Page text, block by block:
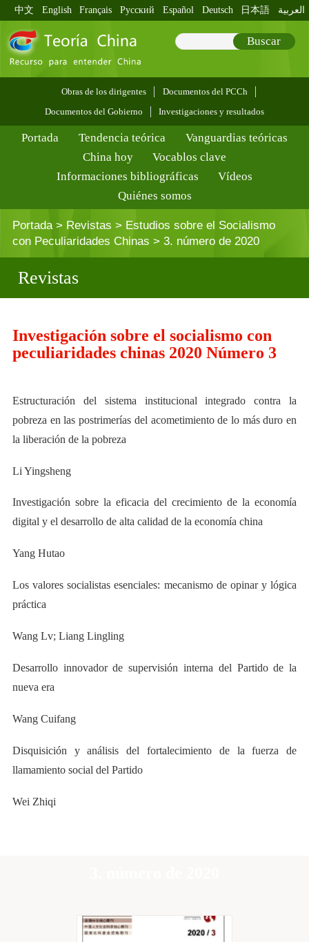
中文 English Français Pусский Español Deutsch 日本語 العربية
Buscar
Obras de los dirigentes
Documentos del PCCh
Documentos del Gobierno
Investigaciones y resultados
Portada Tendencia teórica
Vanguardias teóricas
China hoy
Vocablos clave
Informaciones bibliográficas
Vídeos
Quiénes somos
Portada> Revistas > Estudios sobre el Socialismo
con Peculiaridades Chinas > 3. número de 2020
Revistas
Investigación sobre el socialismo con
peculiaridades chinas 2020 Número 3
Estructuración del sistema institucional integrado contra la
pobreza en las postrimerías del acometimiento de lo más duro en
la liberación de la pobreza
Li Yingsheng
Investigación sobre la eficacia del crecimiento de la economía
digital y el desarrollo de alta calidad de la economía china
Yang Hutao
Los valores socialistas esenciales: mecanismo de opinar y lógica
práctica
Wang Lv; Liang Lingling
Desarrollo innovador de supervisión interna del Partido de la
nueva era
Wang Cuifang
Disquisición y análisis del fortalecimiento de la fuerza de
llamamiento social del Partido
Wei Zhiqi